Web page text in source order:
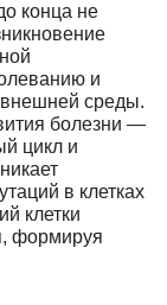
конца не
и
среды.
болезни —
цикл и
в клетках
клетки
формируя